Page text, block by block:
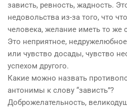
зависть, ревность, жадность.
недовольства из-за того, что
человека, желание иметь то же
Это неприятное,
или чувство досады, чувство
успехом другого.
Какие можно назвать
антонимы к слову “зависть”?
Доброжелательность,